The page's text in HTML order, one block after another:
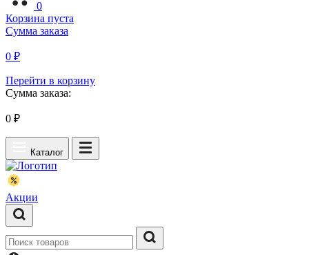
0
Корзина пуста
Сумма заказа
0 ₽
Перейти в корзину
Сумма заказа:
0 ₽
Каталог
Акции